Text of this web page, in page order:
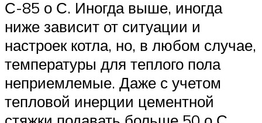
С-85 о С. Иногда выше, иногда
ниже зависит от ситуации и
настроек котла, но, в любом случае,
температуры для теплого пола
неприемлемые. Даже с учетом
тепловой инерции цементной